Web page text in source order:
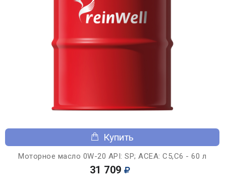
Купить
Моторное масло 0W-20 API: SP; ACEA: C5,C6 - 60 л
31 709